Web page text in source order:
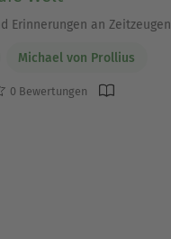
Erinnerungen an Zeitzeugen
Michael von Prollius
0 Bewertungen